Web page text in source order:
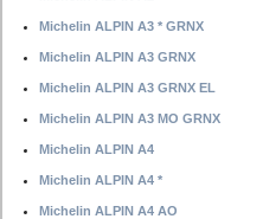
Michelin ALPIN A3 * GRNX
Michelin ALPIN A3 GRNX
Michelin ALPIN A3 GRNX EL
Michelin ALPIN A3 MO GRNX
Michelin ALPIN A4
Michelin ALPIN A4 *
Michelin ALPIN A4 AO